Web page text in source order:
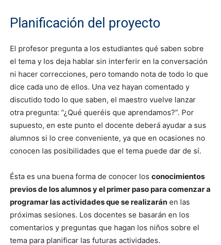
Planificación del proyecto
El profesor pregunta a los estudiantes qué saben sobre
el tema y los deja hablar sin interferir en la conversación
ni hacer correcciones, pero tomando nota de todo lo que
dice cada uno de ellos. Una vez hayan comentado y
discutido todo lo que saben, el maestro vuelve lanzar
otra pregunta: “¿Qué queréis que aprendamos?”. Por
supuesto, en este punto el docente deberá ayudar a sus
alumnos si lo cree conveniente, ya que en ocasiones no
conocen las posibilidades que el tema puede dar de sí.
Ésta es una buena forma de conocer los conocimientos
previos de los alumnos y el primer paso para comenzar a
programar las actividades que se realizarán en las
próximas sesiones. Los docentes se basarán en los
comentarios y preguntas que hagan los niños sobre el
tema para planificar las futuras actividades.